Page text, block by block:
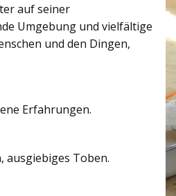
auf seiner
Umgebung und vielfältige
und den Dingen,
Erfahrungen.
ausgiebiges Toben.